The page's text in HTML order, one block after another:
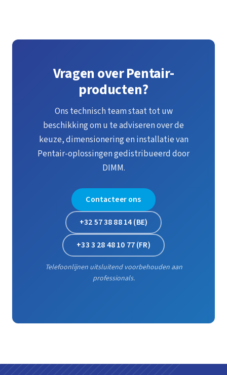
Vragen over Pentair-
producten?
Ons technisch team staat tot uw
beschikking om u te adviseren over de
keuze, dimensionering en installatie van
Pentair-oplossingen gedistribueerd door
DIMM.
Contacteer ons
+32 57 38 88 14 (BE)
+33 3 28 48 10 77 (FR)
Telefoonlijnen uitsluitend voorbehouden aan
professionals.